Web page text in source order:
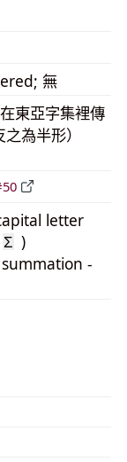
無
東亞字集裡傳
為半形）
letter
Ʃ )
-